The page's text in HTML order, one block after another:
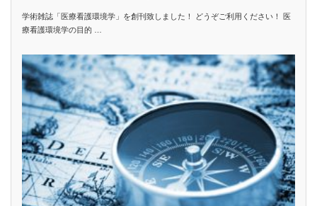
学術雑誌「医療看護環境学」を創刊致しました！ どうぞご利用ください！ 医
療看護環境学の目的 …